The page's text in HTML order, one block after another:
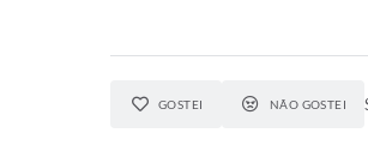
GOSTEI NÃO GOSTEI